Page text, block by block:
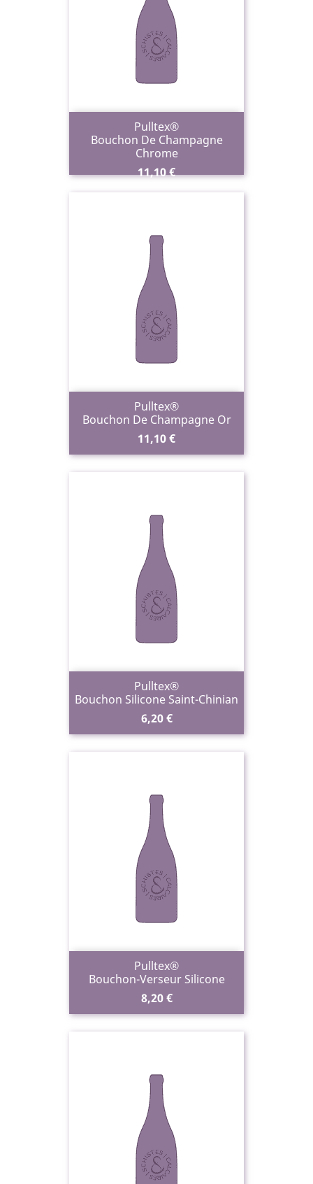
Pulltex®
Bouchon De Champagne
Chrome
Prix
11,10 €
Pulltex®
Bouchon De Champagne Or
Prix
11,10 €
Pulltex®
Bouchon Silicone Saint-Chinian
Prix
6,20 €
Pulltex®
Bouchon-Verseur Silicone
Prix
8,20 €